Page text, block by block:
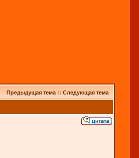
Предыдущая тема :: Следующая тема